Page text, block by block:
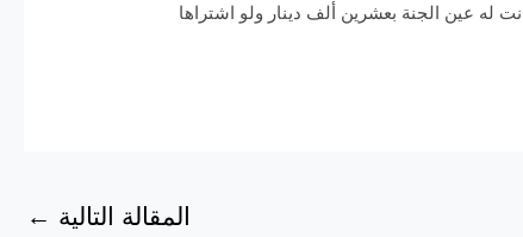
له عين الجنة بعشرين ألف دينار ولو اشتراها
المقالة التالية ←